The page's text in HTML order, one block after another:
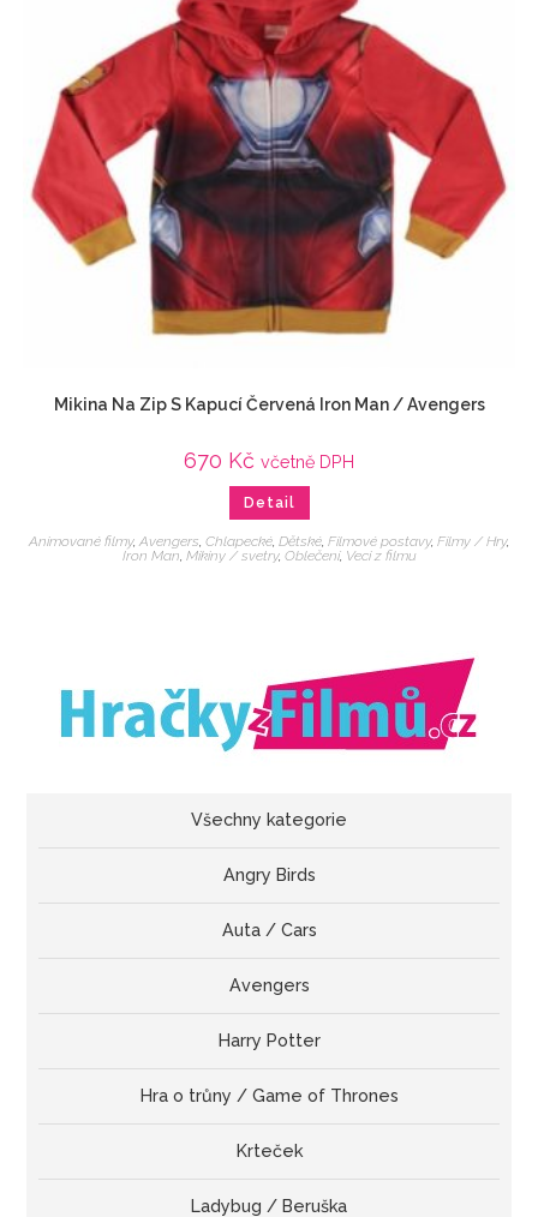
Mikina Na Zip S Kapucí Červená Iron Man / Avengers
670 Kč včetně DPH
Detail
Animované filmy, Avengers, Chlapecké, Dětské, Filmové postavy, Filmy / Hry,
Iron Man, Mikiny / svetry, Oblečení, Veci z filmu
Všechny kategorie
Angry Birds
Auta / Cars
Avengers
Harry Potter
Hra o trůny / Game of Thrones
Krteček
Ladybug / Beruška